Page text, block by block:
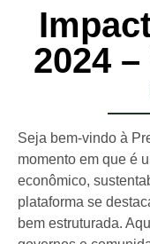
2024
Seja bem-vindo à
momento em que é
econômico,
plataforma se
bem estruturada.